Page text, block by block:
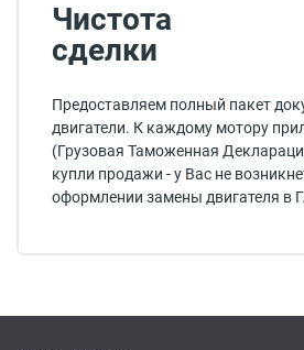
Чистота
сделки
Предоставляем полный пакет
двигатели. К каждому мотору
(Грузовая Таможенная
купли продажи - у Вас не
оформлении замены двигателя в